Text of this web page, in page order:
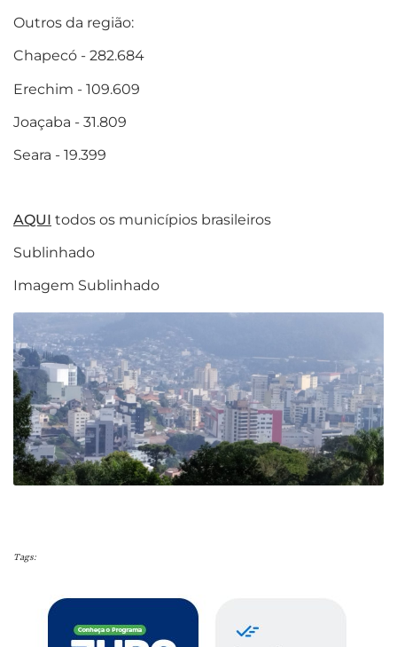
Outros da região:
Chapecó - 282.684
Erechim - 109.609
Joaçaba - 31.809
Seara - 19.399
AQUI todos os municípios brasileiros
Sublinhado
Imagem Sublinhado
Tags: